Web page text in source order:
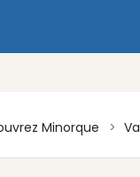
Minorque